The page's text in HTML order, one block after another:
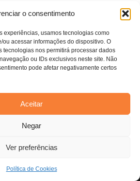
o consentimento
experiências, usamos tecnologias como
ou acessar informações do dispositivo. O
tecnologias nos permitirá processar dados
ou IDs exclusivos neste site. Não
pode afetar negativamente certos
Aceitar
Negar
Ver preferências
Política de Cookies
reservados. Anfi Lab Marketing
para oferecer a você a melhor
.